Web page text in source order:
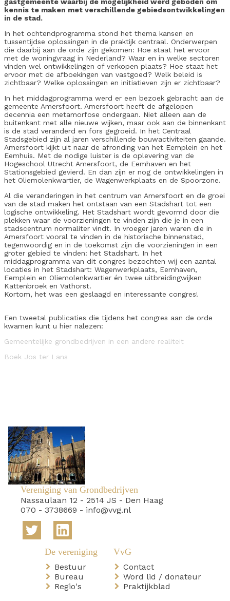
kennis te maken met verschillende gebiedsontwikkelingen
in de stad.
In het ochtendprogramma stond het thema kansen en
tussentijdse oplossingen in de praktijk centraal. Onderwerpen
die daarbij aan de orde zijn gekomen: Hoe staat het ervoor
met de woningvraag in Nederland? Waar en in welke sectoren
vinden wel ontwikkelingen of verkopen plaats? Hoe staat het
ervoor met de afboekingen van vastgoed? Welk beleid is
zichtbaar? Welke oplossingen en initiatieven zijn er zichtbaar?
In het middagprogramma werd er een bezoek gebracht aan de
gemeente Amersfoort. Amersfoort heeft de afgelopen
decennia een metamorfose ondergaan. Niet alleen aan de
buitenkant met alle nieuwe wijken, maar ook aan de binnenkant
is de stad veranderd en fors gegroeid. In het Centraal
Stadsgebied zijn al jaren verschillende bouwactiviteiten gaande.
Amersfoort kijkt uit naar de afronding van het Eemplein en het
Eemhuis. Met de nodige luister is de oplevering van de
Hogeschool Utrecht Amersfoort, de Eemhaven en het
Stationsgebied gevierd. En dan zijn er nog de ontwikkelingen in
het Oliemolenkwartier, de Wagenwerkplaats en de Spoorzone.
Al die veranderingen in het centrum van Amersfoort en de groei
van de stad maken het ontstaan van een Stadshart tot een
logische ontwikkeling. Het Stadshart wordt gevormd door die
plekken waar de voorzieningen te vinden zijn die je in een
stadscentrum normaliter vindt. In vroeger jaren waren die in
Amersfoort vooral te vinden in de historische binnenstad,
tegenwoordig en in de toekomst zijn die voorzieningen in een
groter gebied te vinden: het Stadshart. In het
middagprogramma van dit congres bezochten wij een aantal
locaties in het Stadshart: Wagenwerkplaats, Eemhaven,
Eemplein en Oliemolenkwartier én twee uitbreidingwijken
Kattenbroek en Vathorst.
Kortom, het was een geslaagd en interessante congres!
Een tweetal publicaties die tijdens het congres aan de orde
kwamen kunt u hier nalezen:
Gemeentelijke grondbedrijven in een andere realiteit
Boek Jos ter Lans
Vereniging van Grondbedrijven
Nassaulaan 12 - 2514 JS - Den Haag
070 - 3738669 - info@vvg.nl
Bestuur
Bureau
Regio's
Contact
Word lid / donateur
Praktijkblad